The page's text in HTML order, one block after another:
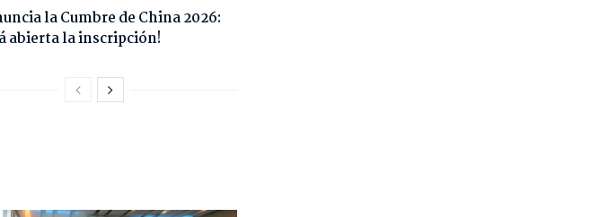
la Cumbre de China 2026:
abierta la inscripción!